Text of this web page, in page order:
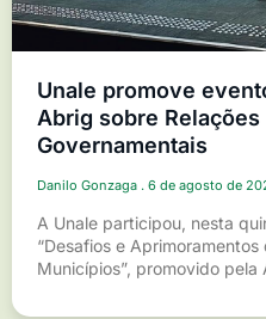
Unale promove
Abrig sobre
Governamentais
Danilo Gonzaga 6 de agosto de
A Unale participou, nesta
“Desafios e Aprimoramentos
Municípios”, promovido pela